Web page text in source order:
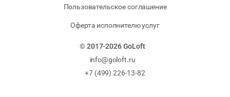
Пользовательское соглашение
Оферта исполнителю услуг
© 2017-2026 GoLoft
info@goloft.ru
+7 (499) 226-13-82